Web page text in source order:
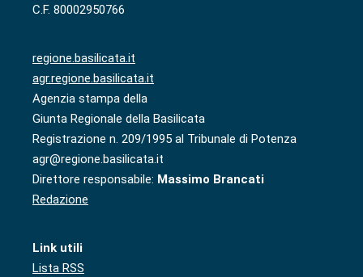
C.F. 80002950766
regione.basilicata.it
agr.regione.basilicata.it
Agenzia stampa della
Giunta Regionale della Basilicata
Registrazione n. 209/1995 al Tribunale di Potenza
agr@regione.basilicata.it
Direttore responsabile: Massimo Brancati
Redazione
Link utili
Lista RSS